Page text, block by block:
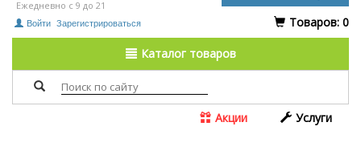
Ежедневно с 9 до 21
Войти Зарегистрироваться
Каталог товаров
Акции Услуги
Tоваров: 0